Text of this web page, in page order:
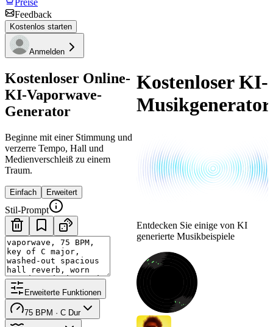
Preise
Feedback
Kostenlos starten
Anmelden
Kostenloser Online-
KI-Vaporwave-
Generator
Beginne mit einer Stimmung und
verzerre Tempo, Hall und
Medienverschleiß zu einem
Traum.
Einfach Erweitert
Stil-Prompt
Erweiterte Funktionen
75 BPM · C Dur
Kostenloser KI-
Musikgenerator
Entdecken Sie einige von KI
generierte Musikbeispiele